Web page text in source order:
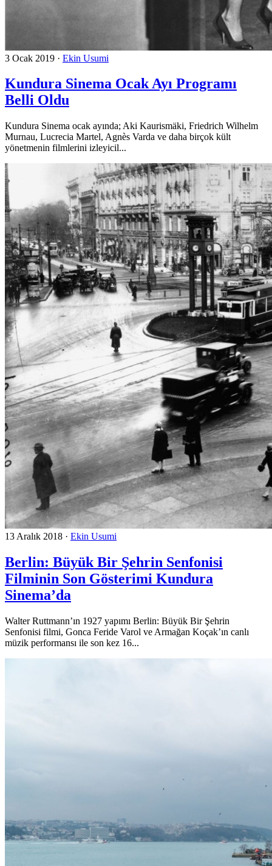
3 Ocak 2019 · Ekin Usumi
Kundura Sinema Ocak Ayı Programı
Belli Oldu
Kundura Sinema ocak ayında; Aki Kaurismäki, Friedrich Wilhelm
Murnau, Lucrecia Martel, Agnès Varda ve daha birçok kült
yönetmenin filmlerini izleyicil...
13 Aralık 2018 · Ekin Usumi
Berlin: Büyük Bir Şehrin Senfonisi
Filminin Son Gösterimi Kundura
Sinema’da
Walter Ruttmann’ın 1927 yapımı Berlin: Büyük Bir Şehrin
Senfonisi filmi, Gonca Feride Varol ve Armağan Koçak’ın canlı
müzik performansı ile son kez 16...